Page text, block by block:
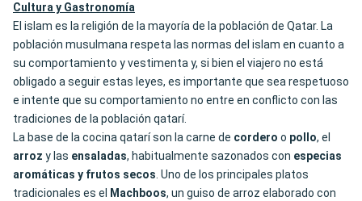
Cultura y Gastronomía
El islam es la religión de la mayoría de la población de Qatar. La
población musulmana respeta las normas del islam en cuanto a
su comportamiento y vestimenta y, si bien el viajero no está
obligado a seguir estas leyes, es importante que sea respetuoso
e intente que su comportamiento no entre en conflicto con las
tradiciones de la población qatarí.
La base de la cocina qatarí son la carne de cordero o pollo, el
arroz y las ensaladas, habitualmente sazonados con especias
aromáticas y frutos secos. Uno de los principales platos
tradicionales es el
Machboos, un guiso de arroz elaborado con